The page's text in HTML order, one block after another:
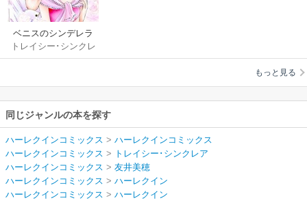
ベニスのシンデレラ
トレイシー･シンクレ
ア/友井美穂
もっと見る
同じジャンルの本を探す
ハーレクインコミックス > ハーレクインコミックス
ハーレクインコミックス > トレイシー･シンクレア
ハーレクインコミックス > 友井美穂
ハーレクインコミックス > ハーレクイン
ハーレクインコミックス > ハーレクイン